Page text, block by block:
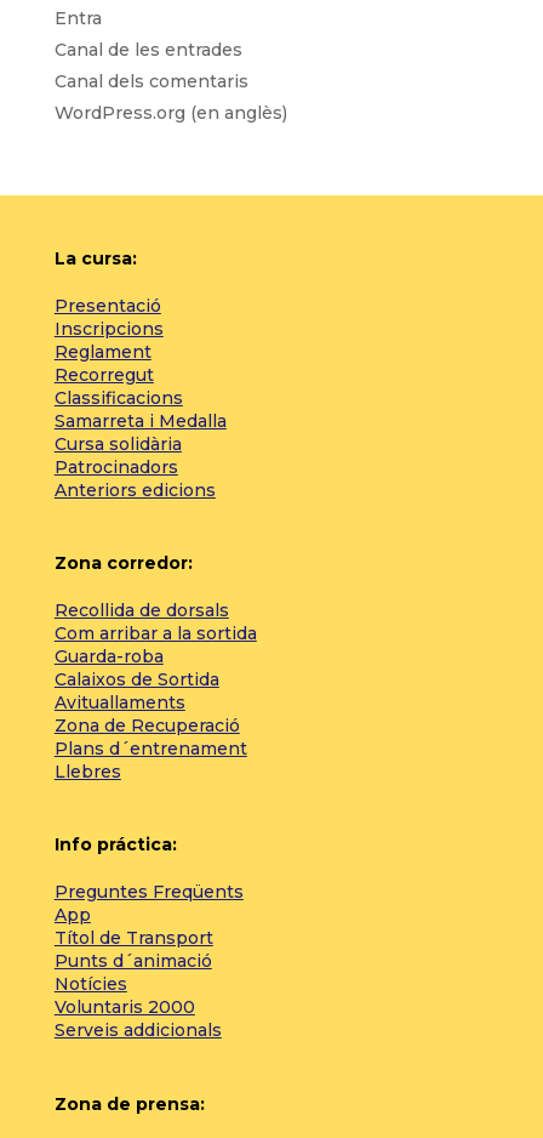
Entra
Canal de les entrades
Canal dels comentaris
WordPress.org (en anglès)
La cursa:
Presentació
Inscripcions
Reglament
Recorregut
Classificacions
Samarreta i Medalla
Cursa solidària
Patrocinadors
Anteriors edicions
Zona corredor:
Recollida de dorsals
Com arribar a la sortida
Guarda-roba
Calaixos de Sortida
Avituallaments
Zona de Recuperació
Plans d´entrenament
Llebres
Info práctica:
Preguntes Freqüents
App
Títol de Transport
Punts d´animació
Notícies
Voluntaris 2000
Serveis addicionals
Zona de prensa: